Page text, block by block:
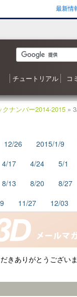
最新情
リーズ
問（FAQ）
ルプ
ンッジベースへようこそ
チュートリアル
目次
Shade3D 操作ガイ
Shade3D の使い方
カスタマイズはいか
シャーロットのチュ
ビデオチュートリア
ポリゴンメッシュで
アニメーション事始
チャレンジ！3D
Adobe製品と連携！
書籍リスト
コ
事
特
ギ
クナンバー2014-2015 »
12/26 2015/1/9
4/17 4/24 5/1
8/13 8/20 8/27
11/27 12/03
きありがとうござ